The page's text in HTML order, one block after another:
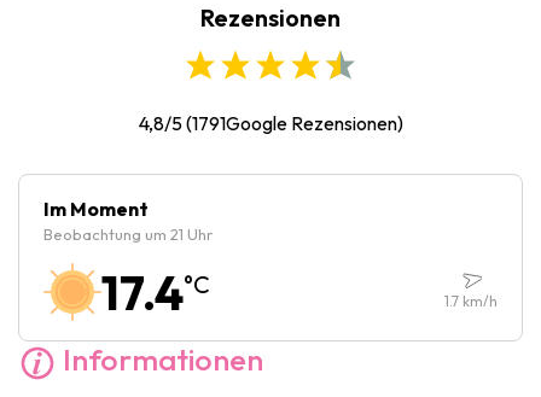
19:30
09:30-19:30
Freitag :09:30
Samstag :
Sonntag :09:30 -19:30
Rezensionen
4,8/5(1791Google Rezensionen)
Im Moment
Beobachtung um 21 Uhr
17.4°C
1.7 km/h
Informationen